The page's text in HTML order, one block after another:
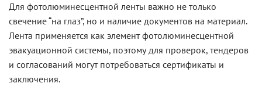
Для фотолюминесцентной ленты важно не только
свечение “на глаз”, но и наличие документов на материал.
Лента применяется как элемент фотолюминесцентной
эвакуационной системы, поэтому для проверок, тендеров
и согласований могут потребоваться сертификаты и
заключения.